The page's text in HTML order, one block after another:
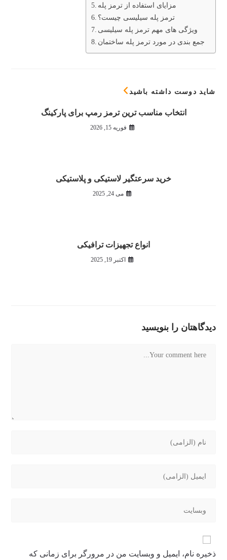
مزایای استفاده از ترمز پله
ترمز پله سیلیسی چیست؟
ویژگی های مهم ترمز پله سیلیسی
جمع بندی در مورد ترمز پله ساختمان
شاید دوست داشته باشید
انتخاب مناسب ترین ترمز رمپ برای پارکینگ
فوریه 15, 2026
خرید سرعتگیر لاستیکی و پلاستیکی
می 24, 2025
انواع تجهیزات ترافیکی
اکتبر 19, 2025
دیدگاهتان را بنویسید
ذخیره نام، ایمیل و وبسایت من در مرورگر برای زمانی که